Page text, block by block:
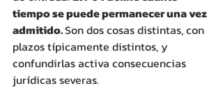
tiempo se puede permanecer una vez
admitido. Son dos cosas distintas, con
plazos típicamente distintos, y
confundirlas activa consecuencias
jurídicas severas.